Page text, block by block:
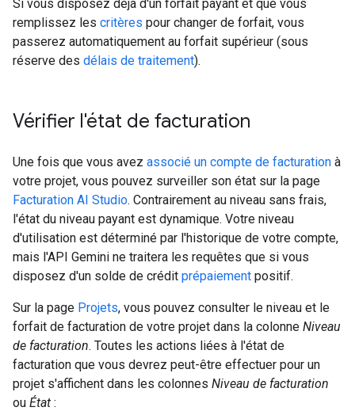
Si vous disposez déjà d'un forfait payant et que vous
remplissez les critères pour changer de forfait, vous
passerez automatiquement au forfait supérieur (sous
réserve des délais de traitement).
Vérifier l'état de facturation
Une fois que vous avez associé un compte de facturation à
votre projet, vous pouvez surveiller son état sur la page
Facturation AI Studio. Contrairement au niveau sans frais,
l'état du niveau payant est dynamique. Votre niveau
d'utilisation est déterminé par l'historique de votre compte,
mais l'API Gemini ne traitera les requêtes que si vous
disposez d'un solde de crédit prépaiement positif.
Sur la page Projets, vous pouvez consulter le niveau et le
forfait de facturation de votre projet dans la colonne Niveau
de facturation. Toutes les actions liées à l'état de
facturation que vous devrez peut-être effectuer pour un
projet s'affichent dans les colonnes Niveau de facturation
ou État :